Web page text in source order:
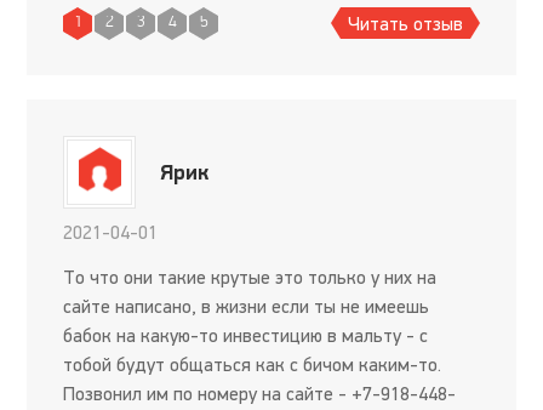
Только вот загвоздка, чтоб начать оформлен
1 2 3 4 5 Читать отзыв
Ярик
2021-04-01
То что они такие крутые это только у них на
сайте написано, в жизни если ты не имеешь
бабок на какую-то инвестицию в мальту - с
тобой будут общаться как с бичом каким-то.
Позвонил им по номеру на сайте - +7-918-448-